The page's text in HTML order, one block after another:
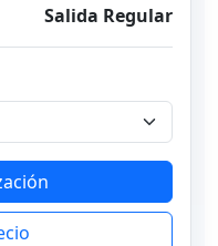
Salida Regular